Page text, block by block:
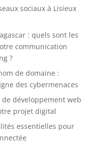
sociaux à Lisieux
: quels sont les
communication
?
de domaine :
des cybermenaces
développement web
projet digital
essentielles pour